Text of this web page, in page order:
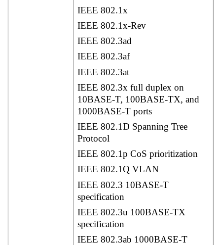
IEEE 802.1x
IEEE 802.1x-Rev
IEEE 802.3ad
IEEE 802.3af
IEEE 802.3at
IEEE 802.3x full duplex on
10BASE-T, 100BASE-TX, and
1000BASE-T ports
IEEE 802.1D Spanning Tree
Protocol
IEEE 802.1p CoS prioritization
IEEE 802.1Q VLAN
IEEE 802.3 10BASE-T
specification
IEEE 802.3u 100BASE-TX
specification
IEEE 802.3ab 1000BASE-T